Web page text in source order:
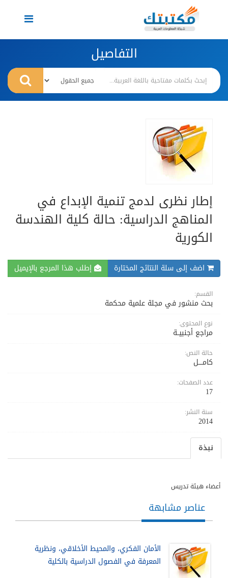
Toggle
navigation
التفاصيل
إطار نظرى لدمج تنمية الإبداع في
المناهج الدراسية: حالة كلية الهندسة
الكورية
اضف إلى سلة النتائج المختارة إطلب هذا المرجع بالإيميل
القسم:
بحث منشور في مجلة علمية محكمة
نوع المحتوى:
مراجع أجنبيــة
حالة النص:
كامــــل
عدد الصفحات:
17
سنة النشر:
2014
نبذة
أعضاء هيئة تدريس
عناصر مشابهة
الأمان الفكري، والمحيط الأخلاقي، ونظرية
المعرفة في الفصول الدراسية بالكلية